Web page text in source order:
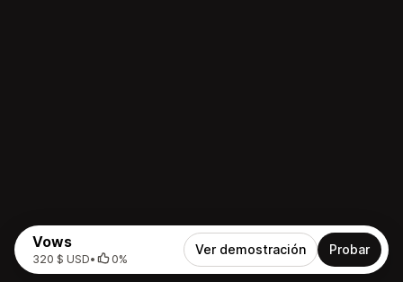
Vows
320 $ USD• 0%
Ver demostración Probar